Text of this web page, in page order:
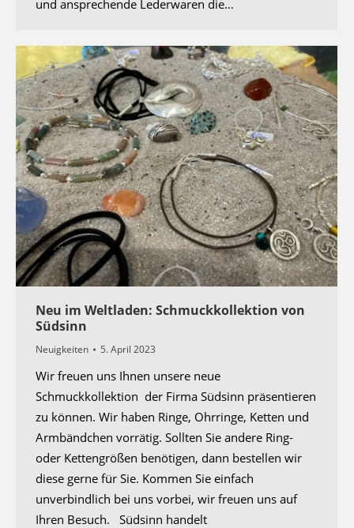
und ansprechende Lederwaren die…
Neu im Weltladen: Schmuckkollektion von
Südsinn
Neuigkeiten 5. April 2023
Wir freuen uns Ihnen unsere neue
Schmuckkollektion der Firma Südsinn präsentieren
zu können. Wir haben Ringe, Ohrringe, Ketten und
Armbändchen vorrätig. Sollten Sie andere Ring-
oder Kettengrößen benötigen, dann bestellen wir
diese gerne für Sie. Kommen Sie einfach
unverbindlich bei uns vorbei, wir freuen uns auf
Ihren Besuch. Südsinn handelt